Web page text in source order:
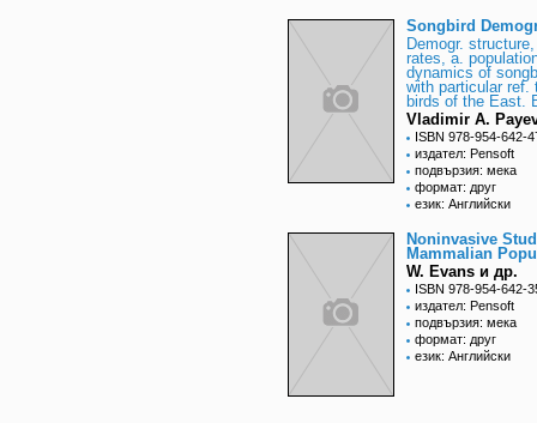
Songbird
Demogr.
rates, a.
dynamics of
with particular ref.
birds of the East.
Vladimir A.
ISBN 978-954-642-
издател: Pensoft
подвързия: мека
формат: друг
език: Английски
Noninvasive
Mammalian
W. Evans и др.
ISBN 978-954-642-
издател: Pensoft
подвързия: мека
формат: друг
език: Английски